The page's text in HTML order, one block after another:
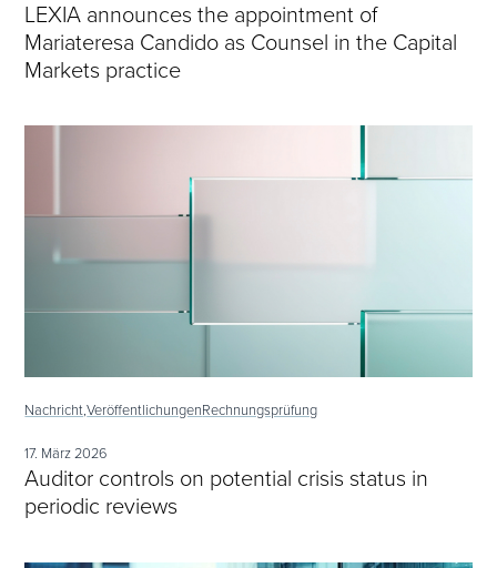
LEXIA announces the appointment of
Mariateresa Candido as Counsel in the Capital
Markets practice
Nachricht,VeröffentlichungenRechnungsprüfung
17. März 2026
Auditor controls on potential crisis status in
periodic reviews